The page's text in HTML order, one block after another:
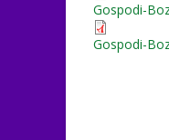
Gospodi-
Gospodi-